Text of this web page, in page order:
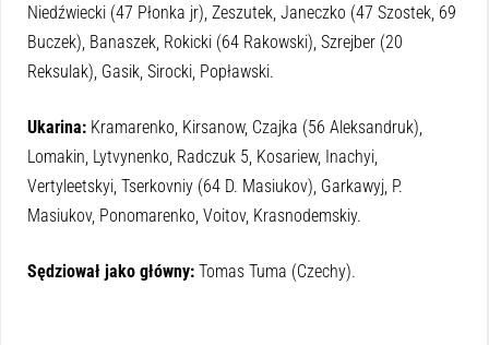
Niedźwiecki (47 Płonka jr), Zeszutek, Janeczko (47 Szostek, 69
Buczek), Banaszek, Rokicki (64 Rakowski), Szrejber (20
Reksulak), Gasik, Sirocki, Popławski.
Ukarina: Kramarenko, Kirsanow, Czajka (56 Aleksandruk),
Lomakin, Lytvynenko, Radczuk 5, Kosariew, Inachyi,
Vertyleetskyi, Tserkovniy (64 D. Masiukov), Garkawyj, P.
Masiukov, Ponomarenko, Voitov, Krasnodemskiy.
Sędziował jako główny: Tomas Tuma (Czechy).